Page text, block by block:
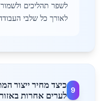
לשפר תהליכים
לאורך כל שלבי
9
כיצד מחיר ייצור
לערים אחרות